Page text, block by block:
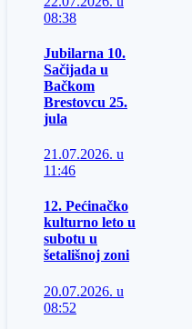
08:38
Jubilarna 10.
Sačijada u
Bačkom
Brestovcu 25.
jula
21.07.2026. u
11:46
12. Pećinačko
kulturno leto u
subotu u
šetališnoj zoni
20.07.2026. u
08:52